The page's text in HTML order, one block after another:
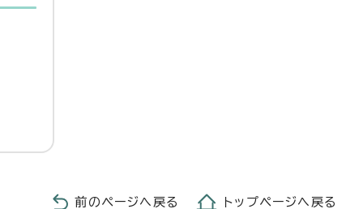
前のページへ戻る トップページへ戻る